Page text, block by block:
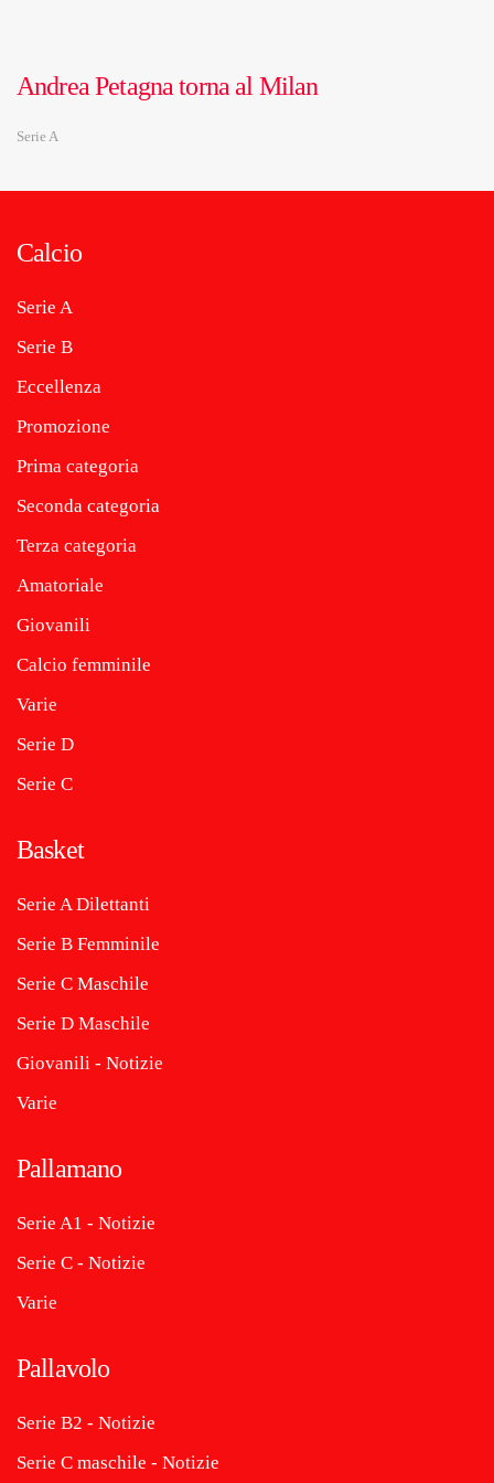
Andrea Petagna torna al Milan
Serie A
Calcio
Serie A
Serie B
Eccellenza
Promozione
Prima categoria
Seconda categoria
Terza categoria
Amatoriale
Giovanili
Calcio femminile
Varie
Serie D
Serie C
Basket
Serie A Dilettanti
Serie B Femminile
Serie C Maschile
Serie D Maschile
Giovanili - Notizie
Varie
Pallamano
Serie A1 - Notizie
Serie C - Notizie
Varie
Pallavolo
Serie B2 - Notizie
Serie C maschile - Notizie